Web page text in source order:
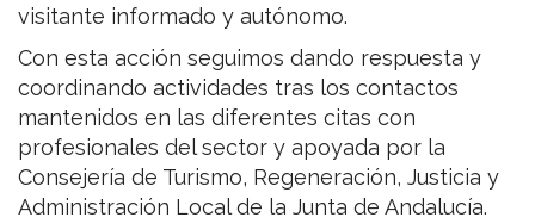
visitante informado y autónomo.
Con esta acción seguimos dando respuesta y
coordinando actividades tras los contactos
mantenidos en las diferentes citas con
profesionales del sector y apoyada por la
Consejería de Turismo, Regeneración, Justicia y
Administración Local de la Junta de Andalucía.